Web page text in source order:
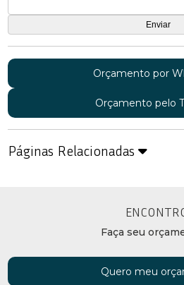
Orçamento por
Orçamento pelo
Páginas Relacionadas
Faça seu
Quero meu